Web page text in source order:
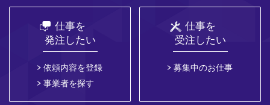
仕事を
発注したい
依頼内容を登録
事業者を探す
仕事を
受注したい
募集中のお仕事